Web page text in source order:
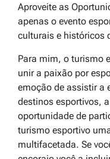
Aproveite as
apenas o evento
culturais e históricos
Para mim, o turismo
unir a paixão por
emoção de assistir a
destinos esportivos,
oportunidade de
turismo esportivo
multifacetada. Se